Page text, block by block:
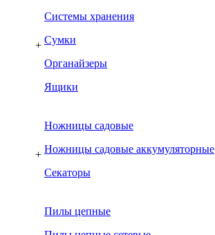
+
Системы хранения
Сумки
Органайзеры
Ящики
+
Ножницы садовые
Ножницы садовые аккумуляторные
Секаторы
Пилы цепные